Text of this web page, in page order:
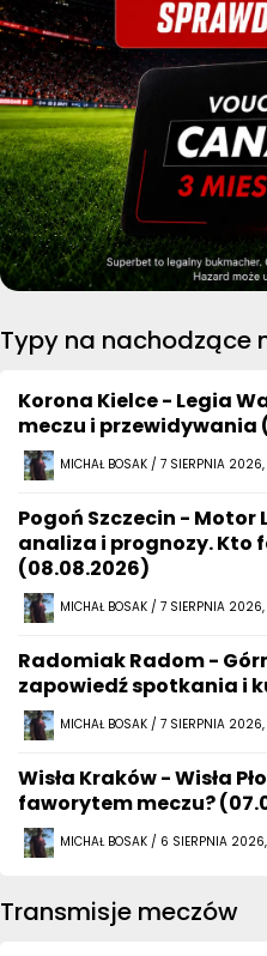
Typy na nachodzące
Korona Kielce - Legia
meczu i przewidywania
MICHAŁ BOSAK / 7 SIERPNIA
Pogoń Szczecin - Motor
analiza i prognozy. Kto
(08.08.2026)
MICHAŁ BOSAK / 7 SIERPNIA 2026,
Radomiak Radom -
zapowiedź spotkania i
MICHAŁ BOSAK / 7 SIERPNIA
Wisła Kraków - Wisła
faworytem meczu?
MICHAŁ BOSAK / 6 SIERPNIA
Transmisje meczów